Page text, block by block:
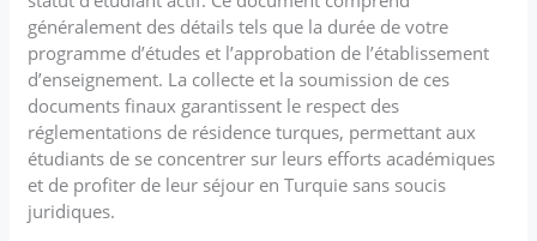
généralement des détails tels que la durée de votre
programme d’études et l’approbation de l’établissement
d’enseignement. La collecte et la soumission de ces
documents finaux garantissent le respect des
réglementations de résidence turques, permettant aux
étudiants de se concentrer sur leurs efforts académiques
et de profiter de leur séjour en Turquie sans soucis
juridiques.